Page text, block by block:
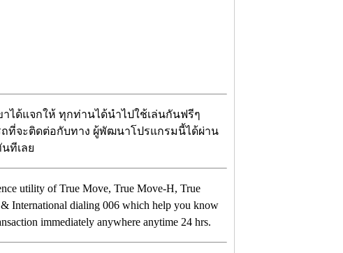
าได้แจกให้ ทุกท่านได้นำไปใช้เล่นกันฟรีๆ
ถที่จะติดต่อกับทาง ผู้พัฒนาโปรแกรมนี้ได้ผ่าน
นทีเลย
utility of True Move, True Move-H, True
International dialing 006 which help you know
immediately anywhere anytime 24 hrs.